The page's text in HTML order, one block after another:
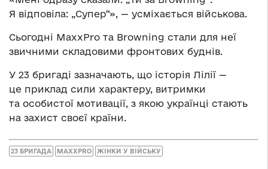
Я відповіла: „Супер“», — усміхається військова.
Сьогодні MaxxPro та Browning стали для неї
звичними складовими фронтових буднів.
У 23 бригаді зазначають, що історія Лілії —
це приклад сили характеру, витримки
та особистої мотивації, з якою українці стають
на захист своєї країни.
23 БРИГАДА MAXXPRO ЖІНКИ У ВІЙСЬКУ